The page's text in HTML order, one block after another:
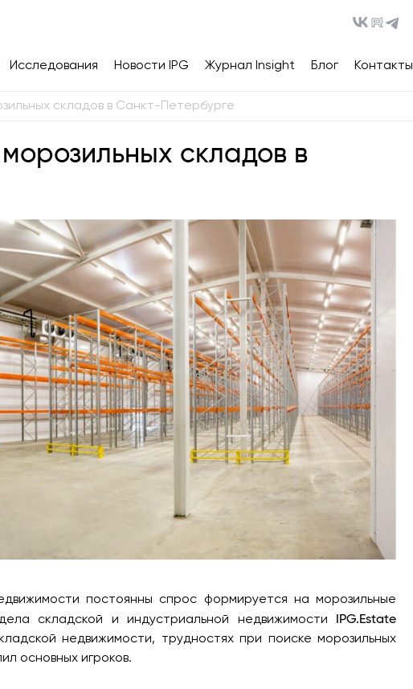
Исследования Новости IPG Журнал Insight Блог Контакты
складов в Санкт-Петербурге
складов в
постоянны спрос формируется на морозильные
складской и индустриальной недвижимости
IPG.Estate
недвижимости, трудностях при поиске морозильных
основных игроков.